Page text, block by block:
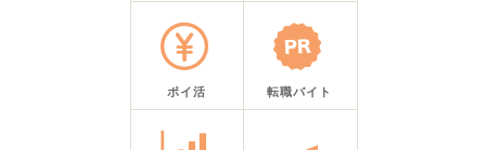
ポイ活 転職バイト